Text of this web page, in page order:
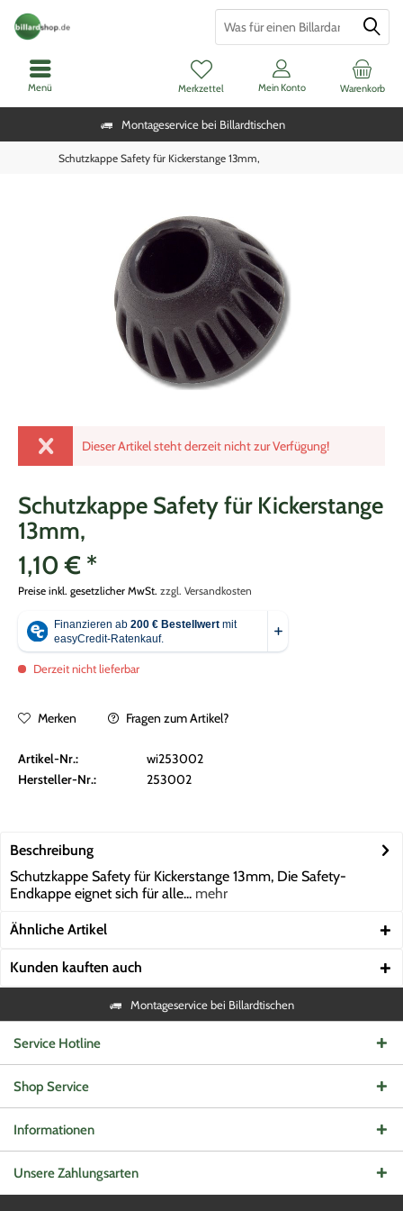
Montageservice bei Billardtischen
Warenkorb
Merkzettel Mein Konto
Menü
Schutzkappe Safety für Kickerstange 13mm,
Dieser Artikel steht derzeit nicht zur Verfügung!
Schutzkappe Safety für Kickerstange
13mm,
1,10 € *
Preise inkl. gesetzlicher MwSt. zzgl. Versandkosten
Derzeit nicht lieferbar
Merken Fragen zum Artikel?
Artikel-Nr.:
wi253002
Hersteller-Nr.:
253002
Beschreibung
Schutzkappe Safety für Kickerstange 13mm, Die Safety-
Endkappe eignet sich für alle... mehr
Ähnliche Artikel
Kunden kauften auch
Montageservice bei Billardtischen
Service Hotline
Shop Service
Informationen
Unsere Zahlungsarten